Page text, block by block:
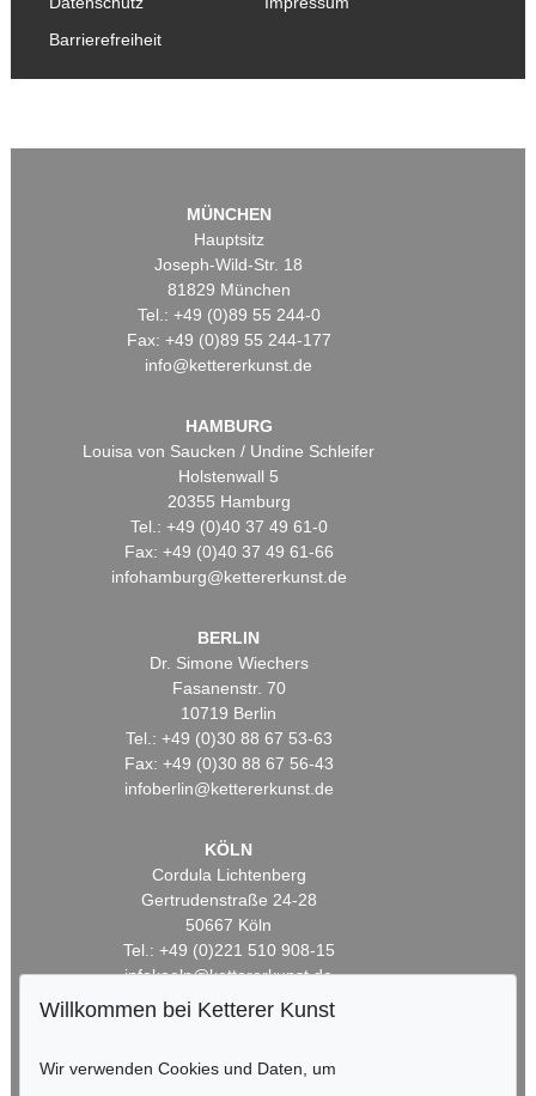
Barrierefreiheit
MÜNCHEN
Hauptsitz
Joseph-Wild-Str. 18
81829 München
Tel.: +49 (0)89 55 244-0
Fax: +49 (0)89 55 244-177
info@kettererkunst.de
HAMBURG
Louisa von Saucken / Undine Schleifer
Holstenwall 5
20355 Hamburg
Tel.: +49 (0)40 37 49 61-0
Fax: +49 (0)40 37 49 61-66
infohamburg@kettererkunst.de
BERLIN
Dr. Simone Wiechers
Fasanenstr. 70
10719 Berlin
Tel.: +49 (0)30 88 67 53-63
Fax: +49 (0)30 88 67 56-43
infoberlin@kettererkunst.de
KÖLN
Cordula Lichtenberg
Gertrudenstraße 24-28
50667 Köln
Tel.: +49 (0)221 510 908-15
infokoeln@kettererkunst.de
HESSEN
Willkommen bei Ketterer Kunst
Wir verwenden Cookies und Daten, um